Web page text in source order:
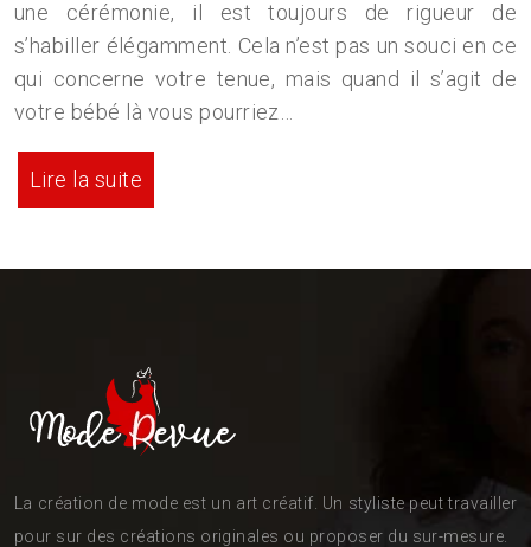
une cérémonie, il est toujours de rigueur de
s’habiller élégamment. Cela n’est pas un souci en ce
qui concerne votre tenue, mais quand il s’agit de
votre bébé là vous pourriez…
Lire la suite
La création de mode est un art créatif. Un styliste peut travailler
pour sur des créations originales ou proposer du sur-mesure.